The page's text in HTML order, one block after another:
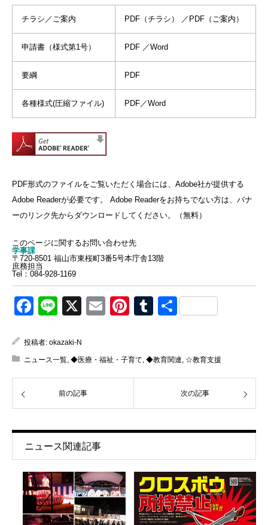
チラシ／ご案内 PDF（チラシ） ／PDF（ご案内）
申請書（様式第1号） PDF ／Word
要綱 PDF
各種様式(圧縮ファイル) PDF／Word
PDF形式のファイルをご覧いただく場合には、Adobe社が提供する
Adobe Readerが必要です。 Adobe Readerをお持ちでない方は、バナ
ーのリンク先からダウンロードしてください。（無料）
このページに関するお問い合わせ先
学事課
〒720-8501 福山市東桜町3番5号本庁舎13階
庶務担当
Tel：084-928-1169
Facebook
Line
X EmailPinterest
Tumblr
共
投稿者: okazaki-N
ニュース一覧, ◆医療・福祉・子育て, ◆教育関連, ☆教育支援
前の記事 次の記事
ニュース関連記事